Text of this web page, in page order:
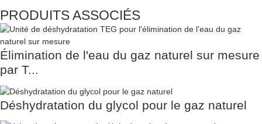
PRODUITS ASSOCIÉS
Élimination de l'eau du gaz naturel sur mesure
par T...
Déshydratation du glycol pour le gaz naturel